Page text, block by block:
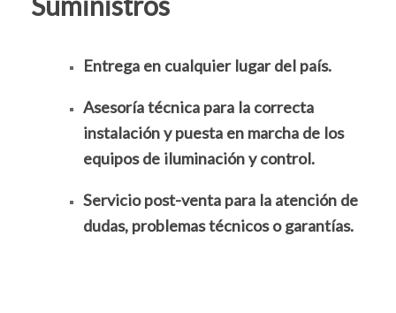
Entrega en cualquier lugar del país.
Asesoría técnica para la correcta
instalación y puesta en marcha de los
equipos de iluminación y control.
Servicio post-venta para la atención de
dudas, problemas técnicos o garantías.